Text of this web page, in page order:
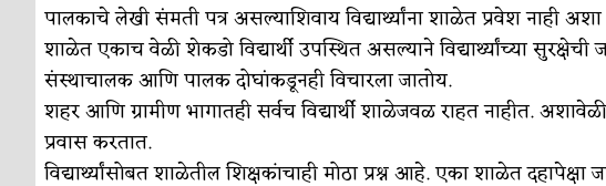
पालकाचे लेखी संमती पत्र असल्याशिवाय विद्यार्थ्यांना शाळेत प्रवेश नाही
शाळेत एकाच वेळी शेकडो विद्यार्थी उपस्थित असल्याने विद्यार्थ्यांच्या
संस्थाचालक आणि पालक दोघांकडूनही विचारला जातोय.
शहर आणि ग्रामीण भागातही सर्वच विद्यार्थी शाळेजवळ राहत नाहीत.
प्रवास करतात.
विद्यार्थ्यांसोबत शाळेतील शिक्षकांचाही मोठा प्रश्न आहे. एका शाळेत